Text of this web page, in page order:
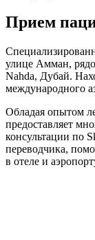
Прием
улице Амман,
Nahda, Дубай.
международного
Обладая опытом
предоставляет
консультации по
переводчика,
в отеле и